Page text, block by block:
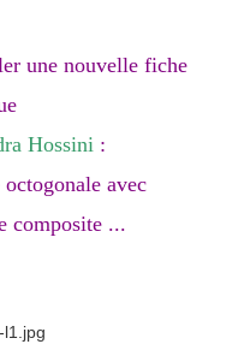
une nouvelle fiche
Hossini:
avec
composite ...